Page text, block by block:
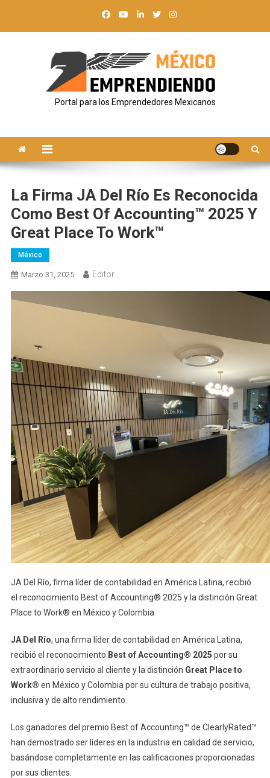
Portal para los Emprendedores Mexicanos
La Firma JA Del Río Es Reconocida
Como Best Of Accounting™ 2025 Y
Great Place To Work™
México
Marzo 31, 2025 Editor
JA Del Río, firma líder de contabilidad en América Latina, recibió
el reconocimiento Best of Accounting® 2025 y la distinción Great
Place to Work® en México y Colombia
JA Del Río, una firma líder de contabilidad en América Latina,
recibió el reconocimiento Best of Accounting® 2025 por su
extraordinario servicio al cliente y la distinción Great Place to
Work® en México y Colombia por su cultura de trabajo positiva,
inclusiva y de alto rendimiento.
Los ganadores del premio Best of Accounting™ de ClearlyRated™
han demostrado ser líderes en la industria en calidad de servicio,
basándose completamente en las calificaciones proporcionadas
por sus clientes.